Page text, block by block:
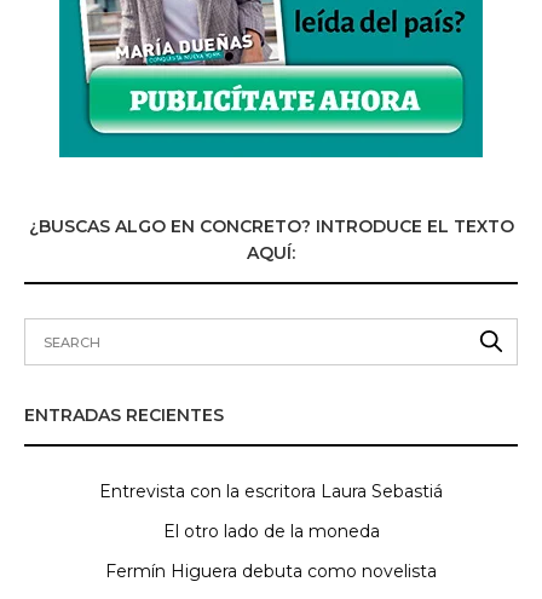
¿BUSCAS ALGO EN CONCRETO? INTRODUCE EL TEXTO
AQUÍ:
ENTRADAS RECIENTES
Entrevista con la escritora Laura Sebastiá
El otro lado de la moneda
Fermín Higuera debuta como novelista